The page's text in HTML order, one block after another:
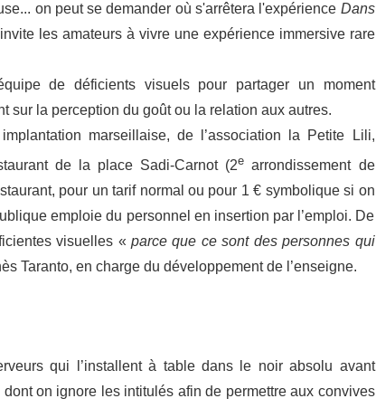
on peut se demander où s'arrêtera l'expérience Dans
les amateurs à vivre une expérience immersive rare
de déficients visuels pour partager un moment
sur la perception du goût ou la relation aux autres.
marseillaise, de l’association la Petite Lili,
de la place Sadi-Carnot (2e arrondissement de
pour un tarif normal ou pour 1 € symbolique si on
emploie du personnel en insertion par l’emploi. De
visuelles « parce que ce sont des personnes qui
Taranto, en charge du développement de l’enseigne.
qui l’installent à table dans le noir absolu avant
on ignore les intitulés afin de permettre aux convives